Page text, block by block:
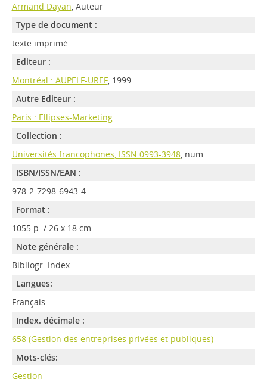
Armand Dayan, Auteur
Type de document :
texte imprimé
Editeur :
Montréal : AUPELF-UREF, 1999
Autre Editeur :
Paris : Ellipses-Marketing
Collection :
Universités francophones, ISSN 0993-3948, num.
ISBN/ISSN/EAN :
978-2-7298-6943-4
Format :
1055 p. / 26 x 18 cm
Note générale :
Bibliogr. Index
Langues:
Français
Index. décimale :
658 (Gestion des entreprises privées et publiques)
Mots-clés:
Gestion